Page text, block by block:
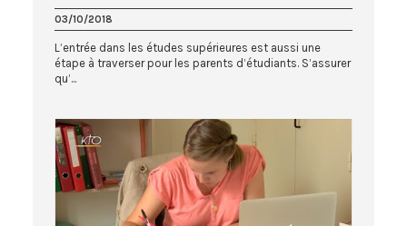
03/10/2018
L’entrée dans les études supérieures est aussi une
étape à traverser pour les parents d’étudiants. S’assurer
qu’...